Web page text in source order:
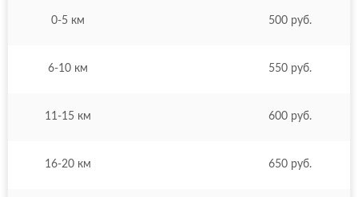
0-5 км 500 руб.
6-10 км 550 руб.
11-15 км 600 руб.
16-20 км 650 руб.